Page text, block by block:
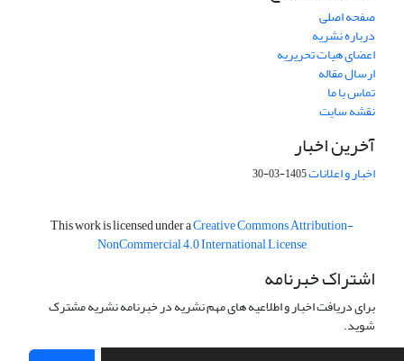
صفحه اصلی
درباره نشریه
اعضای هیات تحریریه
ارسال مقاله
تماس با ما
نقشه سایت
آخرین اخبار
اخبار و اعلانات1405-03-30
This work is licensed under aCreative Commons Attribution-
NonCommercial 4.0 International License
اشتراک خبرنامه
برای دریافت اخبار و اطلاعیه های مهم نشریه در خبرنامه نشریه مشترک
شوید.